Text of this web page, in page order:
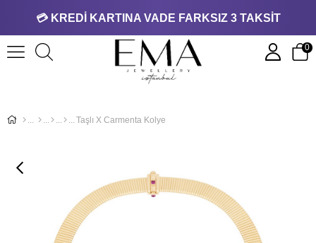
💳 KREDİ KARTINA VADE FARKSIZ 3 TAKSİT
0
Taşlı X Carmenta Kolye